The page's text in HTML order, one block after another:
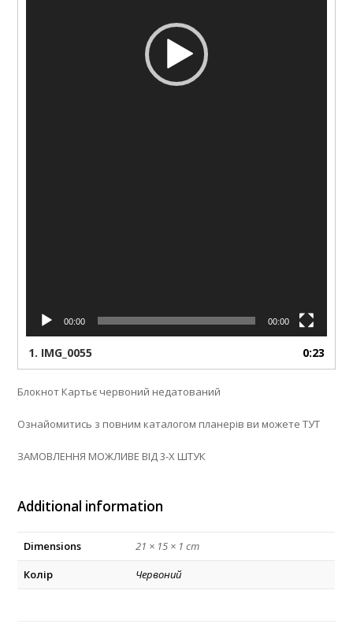
00:00 00:00
1. IMG_0055 0:23
Блокнот Картьє червоний недатований
Ознайомитись з повним каталогом планерів ви можете ТУТ
ЗАМОВЛЕННЯ МОЖЛИВЕ ВІД 3-Х ШТУК
Additional information
Dimensions
21 × 15 × 1 cm
Колір
Червоний